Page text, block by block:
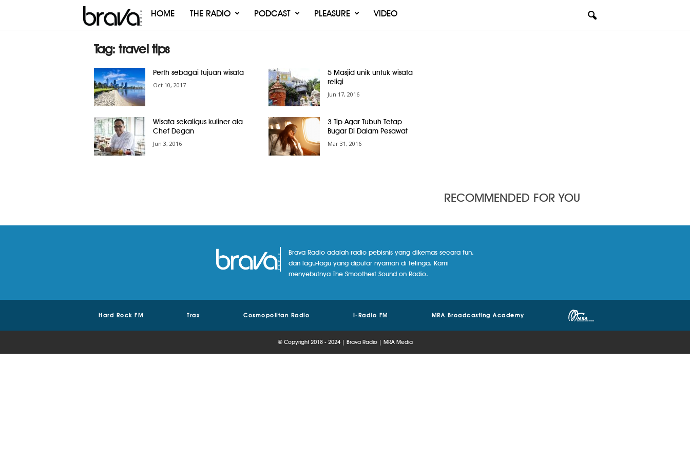
Brava
HOME THE RADIO PODCAST PLEASURE VIDEO
Tag: travel tips
Perth sebagai tujuan wisata
Oct 10, 2017
5 Masjid unik untuk wisata
religi
Jun 17, 2016
Wisata sekaligus kuliner ala
Chef Degan
Jun 3, 2016
3 Tip Agar Tubuh Tetap
Bugar Di Dalam Pesawat
Mar 31, 2016
RECOMMENDED FOR YOU
Brava Radio adalah radio pebisnis yang dikemas secara fun,
dan lagu-lagu yang diputar nyaman di telinga. Kami
menyebutnya The Smoothest Sound on Radio.
Hard Rock FM Trax Cosmopolitan Radio I-Radio FM MRA Broadcasting Academy
© Copyright 2018 - 2024 | Brava Radio | MRA Media